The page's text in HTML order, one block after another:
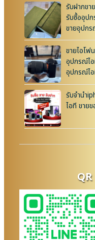
รับฝากขา
รับซื้ออุป
ขายอุปก
ขายไอโฟ
อุปกรณ์ไ
อุปกรณ์ไ
รับจำนำ
ไอที ขาย